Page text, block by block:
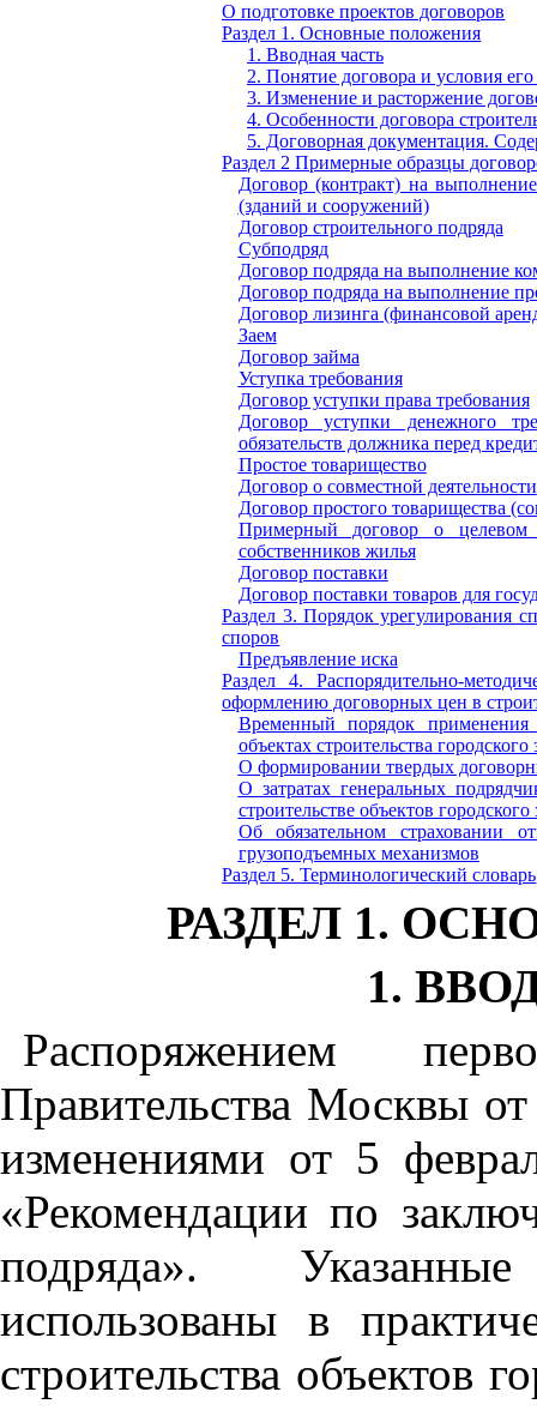
О подготовке проектов договоров
Раздел 1. Основные положения
1. Вводная часть
2. Понятие договора и условия
3. Изменение и расторжение
4. Особенности договора
5. Договорная документация. С
Раздел 2 Примерные образцы
Договор (контракт) на
(зданий и сооружений)
Договор строительного подряда
Субподряд
Договор подряда на выполнение
Договор подряда на выполнение
Договор лизинга (финансовой
Заем
Договор займа
Уступка требования
Договор уступки права требования
Договор уступки денежного
обязательств должника перед
Простое товарищество
Договор о совместной деятельности
Договор простого товарищества
Примерный договор о целевом
собственников жилья
Договор поставки
Договор поставки товаров для
Раздел 3. Порядок урегулирования
споров
Предъявление иска
Раздел 4. Распорядительно-
оформлению договорных цен в
Временный порядок
объектах строительства городского
О формировании твердых
О затратах генеральных
строительстве объектов городского
Об обязательном страховании
грузоподъемных механизмов
Раздел 5. Терминологический словарь
РАЗДЕЛ 1.
1.
Распоряжением
Правительства Москвы
изменениями от 5
«Рекомендации по
подряда».
использованы в
строительства объектов